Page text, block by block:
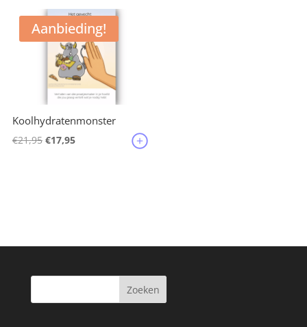
Aanbieding!
Koolhydratenmonster
€21,95 Oorspronkelijke
€17,95Huidige